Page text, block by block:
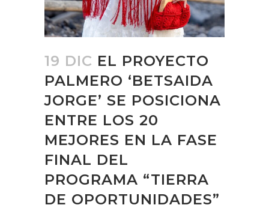
19 DIC EL PROYECTO
PALMERO ‘BETSAIDA
JORGE’ SE POSICIONA
ENTRE LOS 20
MEJORES EN LA FASE
FINAL DEL
PROGRAMA “TIERRA
DE OPORTUNIDADES”